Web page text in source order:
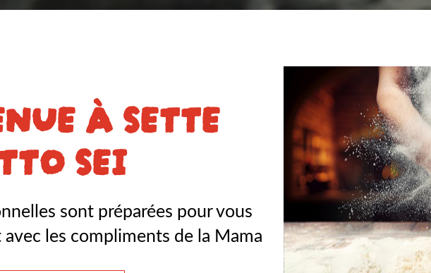
À SETTE
SEI
sont préparées pour vous
avec les compliments de la Mama